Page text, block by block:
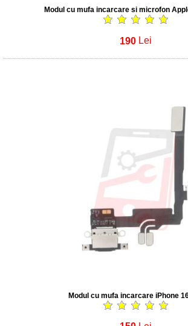
Modul cu mufa incarcare si microfon
190 Lei
Modul cu mufa incarcare iPhone